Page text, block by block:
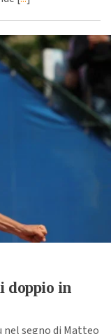
doppio in
nel segno di Matteo